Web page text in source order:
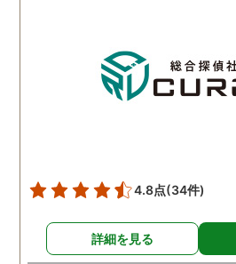
4.8点(34件)
詳細を見る